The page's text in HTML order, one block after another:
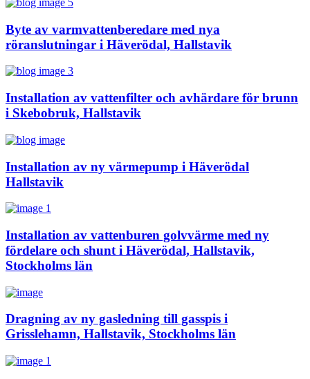
Byte av varmvattenberedare med nya
röranslutningar i Häverödal, Hallstavik
Installation av vattenfilter och avhärdare för brunn
i Skebobruk, Hallstavik
Installation av ny värmepump i Häverödal
Hallstavik
Installation av vattenburen golvvärme med ny
fördelare och shunt i Häverödal, Hallstavik,
Stockholms län
Dragning av ny gasledning till gasspis i
Grisslehamn, Hallstavik, Stockholms län